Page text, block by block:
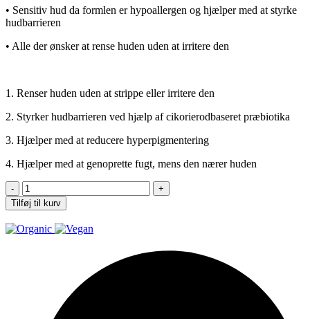
• Sensitiv hud da formlen er hypoallergen og hjælper med at styrke
hudbarrieren
• Alle der ønsker at rense huden uden at irritere den
1. Renser huden uden at strippe eller irritere den
2. Styrker hudbarrieren ved hjælp af cikorierodbaseret præbiotika
3. Hjælper med at reducere hyperpigmentering
4. Hjælper med at genoprette fugt, mens den nærer huden
Enzyme
+
Vitamin
C
Cleanser
Tilføj til kurv